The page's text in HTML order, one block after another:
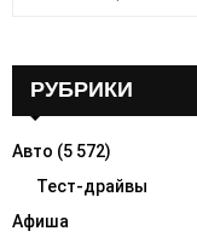
o
РУБРИКИ
Авто (5 572)
Тест-драйвы
Афиша